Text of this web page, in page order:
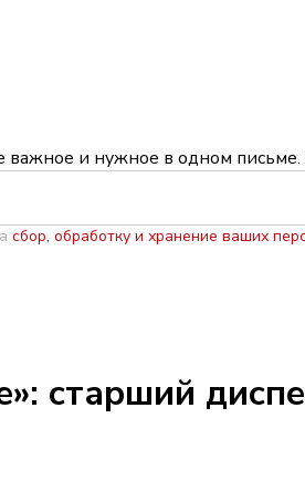
важное и нужное в одном
сбор, обработку и хранение ваших
старший